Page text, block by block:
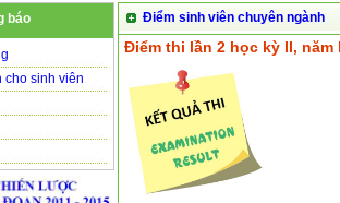
báo
cho sinh viên
Điểm sinh viên chuyên ngành
Điểm thi lần 2 học kỳ II, năm